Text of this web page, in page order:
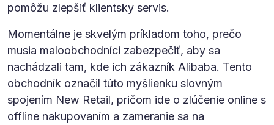
pomôžu zlepšiť klientsky servis.
Momentálne je skvelým príkladom toho, prečo
musia maloobchodníci zabezpečiť, aby sa
nachádzali tam, kde ich zákazník Alibaba. Tento
obchodník označil túto myšlienku slovným
spojením New Retail, pričom ide o zlúčenie online s
offline nakupovaním a zameranie sa na